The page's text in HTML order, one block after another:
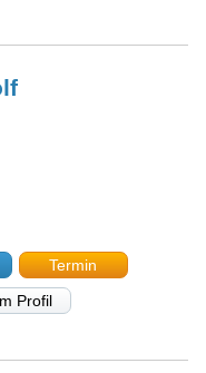
Termin
Profil